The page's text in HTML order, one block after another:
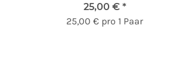
25,00 € *
25,00 € pro 1 Paar